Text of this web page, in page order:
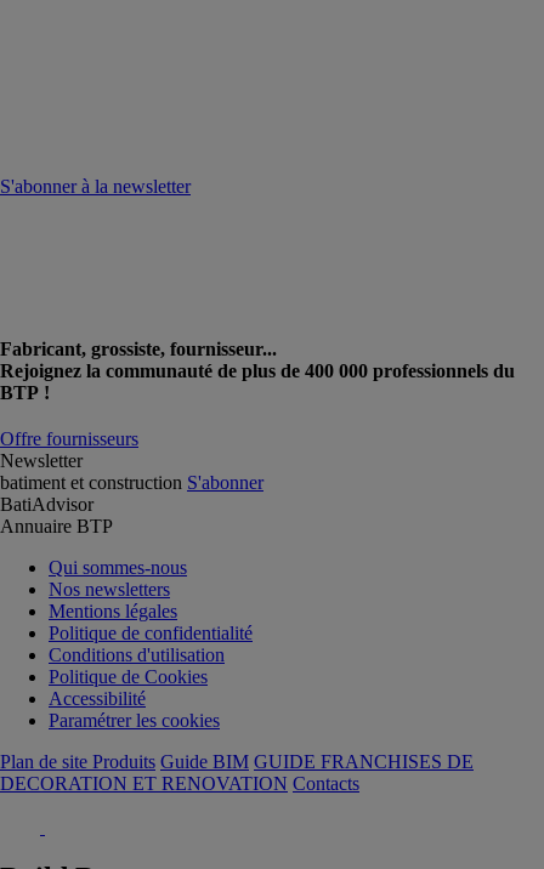
S'abonner à la newsletter
Fabricant, grossiste, fournisseur...
Rejoignez la communauté de plus de 400 000 professionnels du
BTP !
Offre fournisseurs
Newsletter
batiment et construction S'abonner
BatiAdvisor
Annuaire BTP
Qui sommes-nous
Nos newsletters
Mentions légales
Politique de confidentialité
Conditions d'utilisation
Politique de Cookies
Accessibilité
Paramétrer les cookies
Plan de site Produits Guide BIM GUIDE FRANCHISES DE
DECORATION ET RENOVATION Contacts